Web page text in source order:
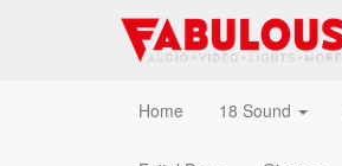
Home 18 Sound